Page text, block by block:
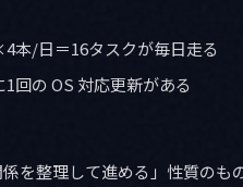
本/日＝16タスクが毎日走る
回の OS 対応更新がある
を整理して進める」性質のも